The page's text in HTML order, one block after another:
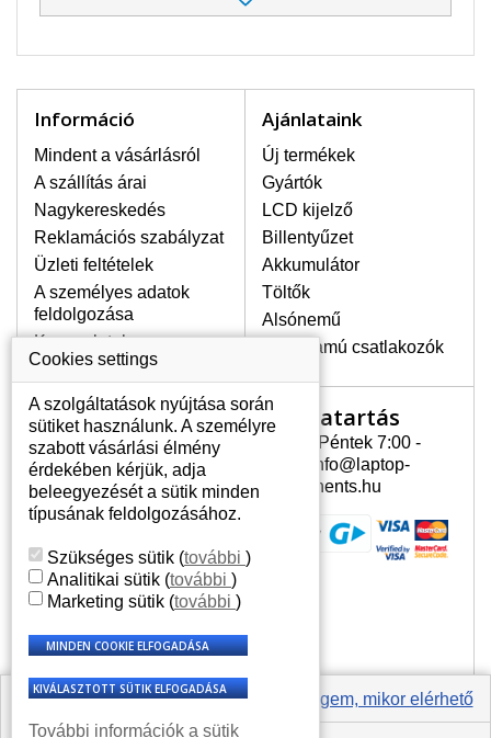
Értesíts engem, mikor elérhető
legyen. A kép és szöveg különféle
laptoppal legnagyobb óvatossággal
bekövetkezett sérülések közé a
mechanikai sérüléseket lehet besorolni,
mint pl. széttört vagy megrepedt kijelző.
Továbbá még a függőleges csíkozást,
kijelző sötétségét, villogását vagy
egyenetlen fényességét.
LEGMAGASABB MINŐSÉGŰ
LCD KIJELZŐ!
A raktáron csakis eredeti
jótállás egész ideje alatt a pixelek
hibásodása nélkül, teljesítik az
A+ minőségi kategória igényes
feltételeit.
HOGYAN TUDJA MEGÁLLAPÍTANI
MILYEN KIJELZŐ SZÜKSÉGES A
A kijelzőt a laptop modeljle alapján lehet
kikeresni, amely megjelölés megtalálható
a laptop alulsó részén található címkén
ábrázolva van egy keretben vagy a
billentyűzetnél a vázon is. Abban az
esetben, amennyiben a sérült vagy
megrepedt kijelző le van szerelve, a típus
Információ
Mindent a vásárlásról
A szállítás árai
Nagykereskedés
Reklamációs szabályzat
Üzleti feltételek
A személyes adatok
feldolgozása
Kapcsolatok
Ajánlataink
Új termékek
Gyártók
LCD kijelző
Billentyűzet
Akkumulátor
Töltők
Alsónemű
Erősáramú csatlakozók
Az Ön számlája
Az Ön számlája
Személyes információk
Címek
Nyitvatartás
Hétfõ - Péntek 7:00 -
15:30 info@laptop-
components.hu
Cookies settings
A szolgáltatások nyújtása során
sütiket használunk. A személyre
szabott vásárlási élmény
érdekében kérjük, adja
beleegyezését a sütik minden
típusának feldolgozásához.
Szükséges sütik (további )
Analitikai sütik (további )
Marketing sütik (további )
További információk a sütik